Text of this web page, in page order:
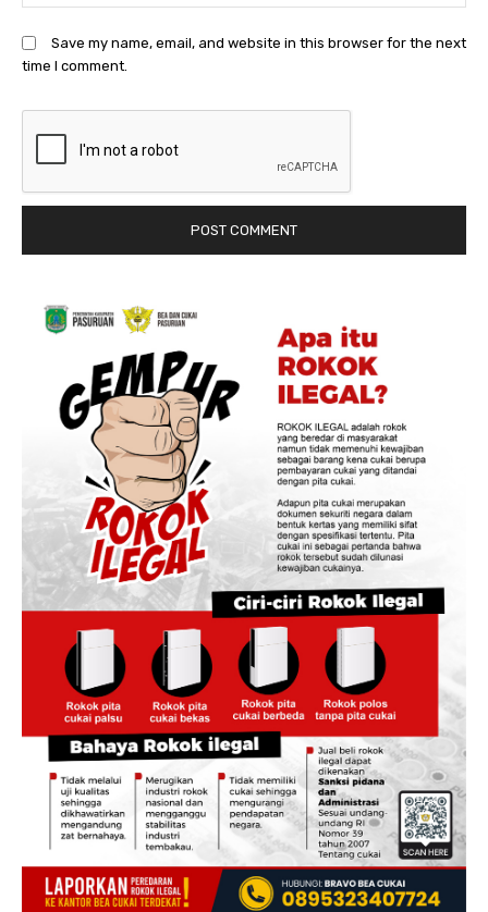
Save my name, email, and website in this browser for the next
time I comment.